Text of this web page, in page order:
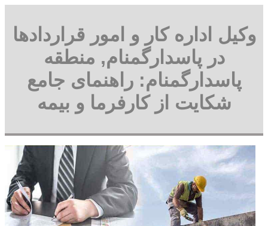
وکیل اداره کار و امور قراردادها
در پاسدارگمنام, منطقه
پاسدارگمنام: راهنمای جامع
شکایت از کارفرما و بیمه